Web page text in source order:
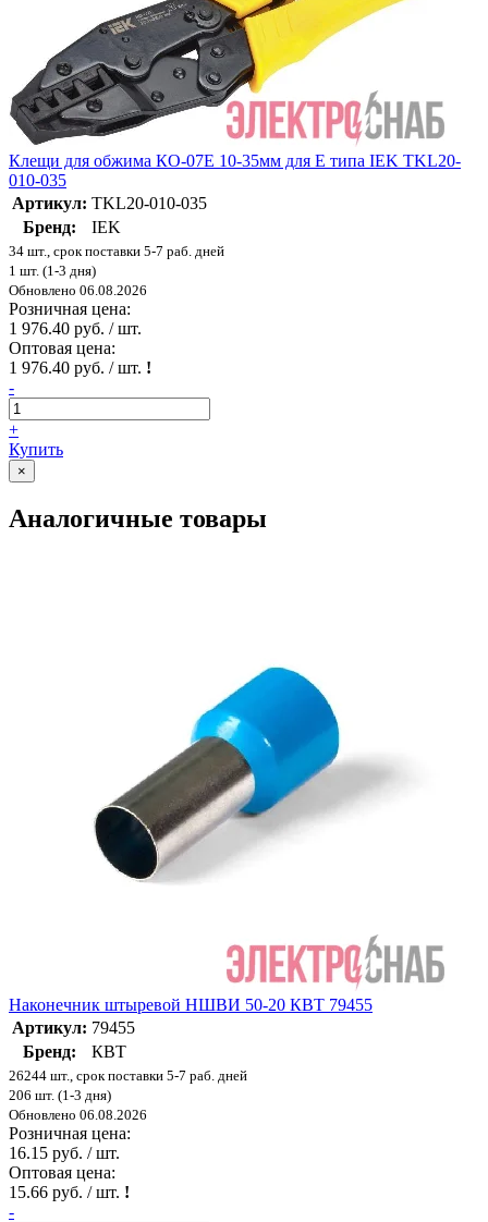
Клещи для обжима КО-07Е 10-35мм для Е типа IEK TKL20-
010-035
Артикул: TKL20-010-035
Бренд:
IEK
34 шт., срок поставки 5-7 раб. дней
1 шт. (1-3 дня)
Обновлено 06.08.2026
Розничная цена:
1 976.40 руб. / шт.
Оптовая цена:
1 976.40 руб. / шт. !
-
+
Купить
×
Аналогичные товары
Наконечник штыревой НШВИ 50-20 КВТ 79455
Артикул: 79455
Бренд:
КВТ
26244 шт., срок поставки 5-7 раб. дней
206 шт. (1-3 дня)
Обновлено 06.08.2026
Розничная цена:
16.15 руб. / шт.
Оптовая цена:
15.66 руб. / шт. !
-